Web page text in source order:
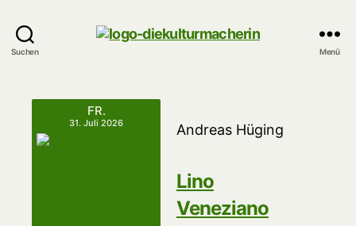
Suchen Menü
FR.
31. Juli 2026 Andreas Hüging
Lino
Veneziano